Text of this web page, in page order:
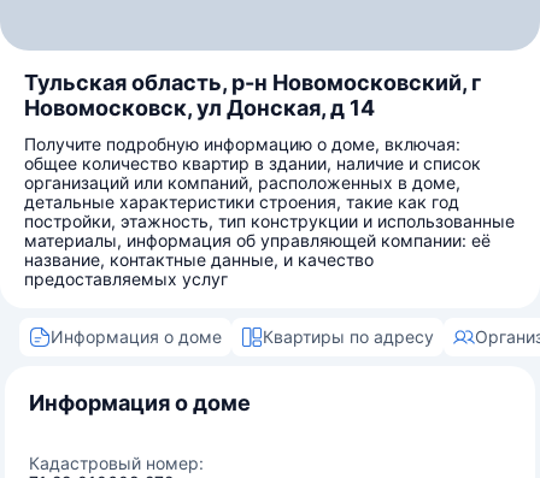
Тульская область, р-н Новомосковский, г
Новомосковск, ул Донская, д 14
Получите подробную информацию о доме, включая:
общее количество квартир в здании, наличие и список
организаций или компаний, расположенных в доме,
детальные характеристики строения, такие как год
постройки, этажность, тип конструкции и использованные
материалы, информация об управляющей компании: её
название, контактные данные, и качество
предоставляемых услуг
Информация о доме Квартиры по адресу
Информация о доме
Кадастровый номер: